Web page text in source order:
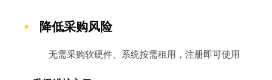
• 降低采购风险
无需采购软硬件、系统按需租用，注册即可使用